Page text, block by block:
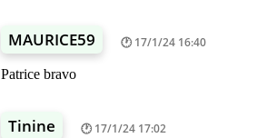
MAURICE59 17/1/24 16:40
Patrice bravo
Tinine 17/1/24 17:02